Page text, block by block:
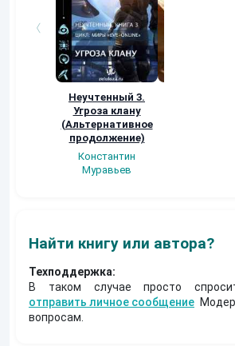
Неучтенный 3.
Угроза клану
(Альтернативное
продолжение)
Константин
Муравьев
Найти книгу или автора?
Техподдержка:
В таком случае просто
отправить личное сообщение
вопросам.